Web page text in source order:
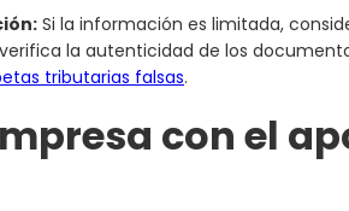
Si la información es limitada,
la autenticidad de los
tributarias falsas.
con el